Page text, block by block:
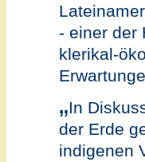
- einer der
klerikal-
„In
der Erde
indigenen